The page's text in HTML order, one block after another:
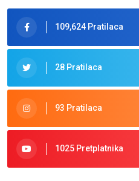
109,624 Pratilaca
28 Pratilaca
93 Pratilaca
1025 Pretplatnika